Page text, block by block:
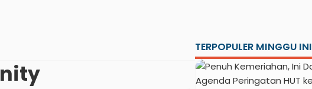
TERPOPULER MINGGU INI